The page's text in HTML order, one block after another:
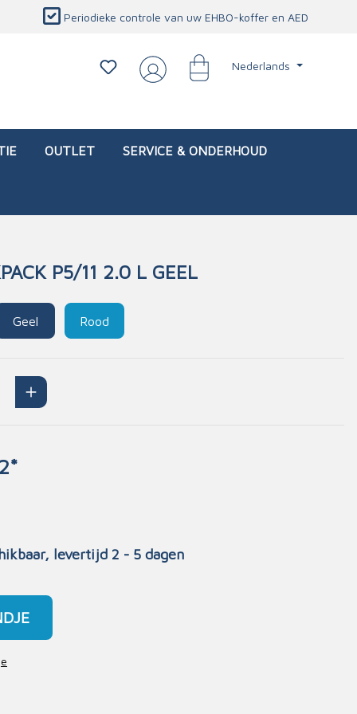
Periodieke controle van uw EHBO-koffer en AED
Nederlands
OUTLET SERVICE & ONDERHOUD
Meubilair
P5/11 2.0 L GEEL
Geel Rood
levertijd 2 - 5 dagen